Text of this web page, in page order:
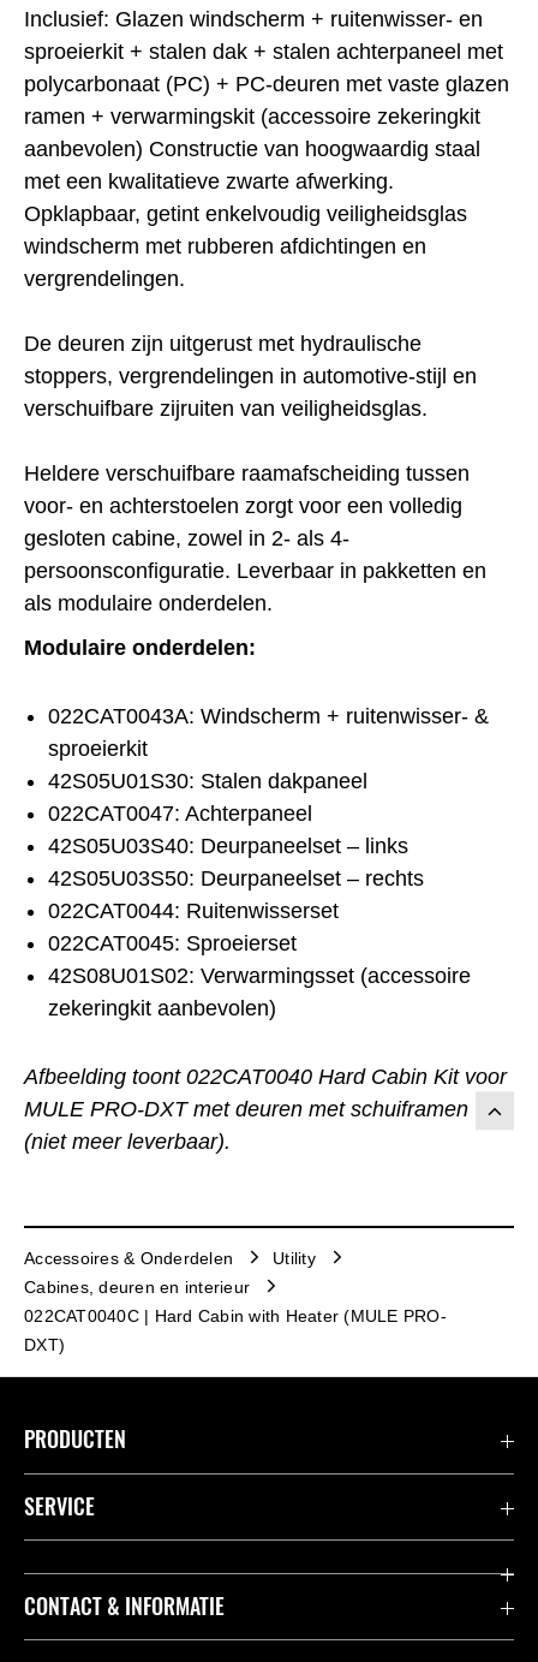
Inclusief: Glazen windscherm + ruitenwisser- en
sproeierkit + stalen dak + stalen achterpaneel met
polycarbonaat (PC) + PC-deuren met vaste glazen
ramen + verwarmingskit (accessoire zekeringkit
aanbevolen) Constructie van hoogwaardig staal
met een kwalitatieve zwarte afwerking.
Opklapbaar, getint enkelvoudig veiligheidsglas
windscherm met rubberen afdichtingen en
vergrendelingen.
De deuren zijn uitgerust met hydraulische
stoppers, vergrendelingen in automotive-stijl en
verschuifbare zijruiten van veiligheidsglas.
Heldere verschuifbare raamafscheiding tussen
voor- en achterstoelen zorgt voor een volledig
gesloten cabine, zowel in 2- als 4-
persoonsconfiguratie. Leverbaar in pakketten en
als modulaire onderdelen.
Modulaire onderdelen:
022CAT0043A: Windscherm + ruitenwisser- &
sproeierkit
42S05U01S30: Stalen dakpaneel
022CAT0047: Achterpaneel
42S05U03S40: Deurpaneelset – links
42S05U03S50: Deurpaneelset – rechts
022CAT0044: Ruitenwisserset
022CAT0045: Sproeierset
42S08U01S02: Verwarmingsset (accessoire
zekeringkit aanbevolen)
Afbeelding toont 022CAT0040 Hard Cabin Kit voor
MULE PRO-DXT met deuren met schuiframen
(niet meer leverbaar).
Accessoires & Onderdelen
Utility
Cabines, deuren en interieur
022CAT0040C | Hard Cabin with Heater (MULE PRO-
DXT)
PRODUCTEN
Accessoires & Onderdelen
Motoren
SERVICE
K-Care Fabrieksgarantie
CONTACT & INFORMATIE